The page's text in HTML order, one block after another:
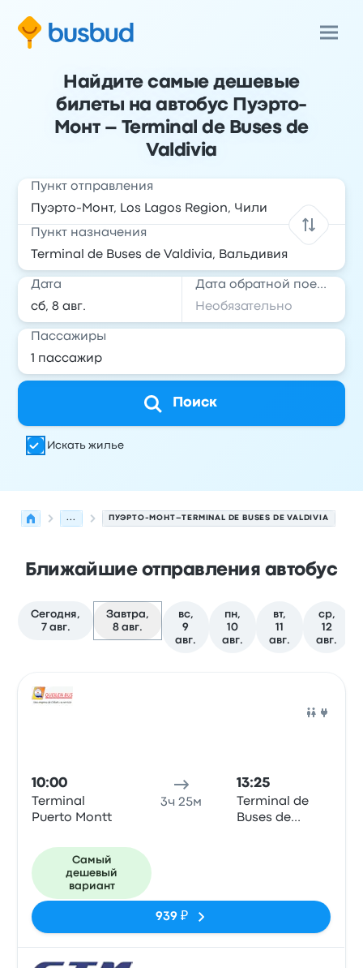
Найдите самые дешевые
билеты на автобус Пуэрто-
Монт – Terminal de Buses de
Valdivia
Пункт отправления
Пункт назначения
Дата Дата обратной поездки
Пассажиры
Поиск
Искать жилье
... ПУЭРТО-МОНТ–TERMINAL DE BUSES DE VALDIVIA
Ближайшие отправления автобус
Сегодня,
7 авг.
Завтра,
8 авг.
вс,
9
авг.
пн,
10
авг.
вт,
11
авг.
ср,
12
авг.
10:00
Terminal
Puerto Montt
3ч 25м
13:25
Terminal de
Buses de
Самый
дешевый
вариант
939 ₽